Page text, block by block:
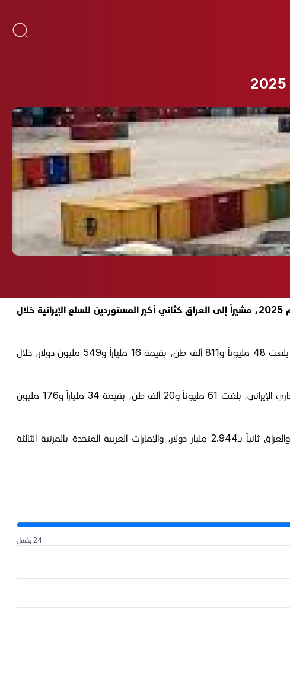
أعلنت منظمة تنمية التجارة الإيرانية تجاوز الإيرادات الإيرانية عن الصادرات غير النفطية 16.5 مليار دولار خلال الربع الثاني من العام 2025، مشيراً إلى العراق كثاني أكبر المستوردين للسلع الإيرانية خلال
المدير العام لمكتب التخطيط والمراقبة في المنظمة، محسن منتظري، صرح اليوم السبت 30 آب 2025، بأن "صادرات إيران من السلع بلغت 48 مليوناً و811 ألف طن، بقيمة 16 ملياراً و549 مليون دولار، خلال
وقال منتظري في حديثه إن "حصة إيران من التجارة غير النفطية، التي تشمل الصادرات والواردات خلال الأشهر الأربعة الأولى من العام الجاري الإيراني، بلغت 61 مليوناً و20 ألف طن، بقيمة 34 ملياراً و176 مليون
وأضاف منتظري أن أكبر خمس أسواق للصادرات الإيرانية تشمل الصين بالمرتبة الأولى بقيمة 4.561 مليار دولار من إجمالي الصادرات، والعراق ثانياً بـ2.944 مليار دولار، والإمارات العربية المتحدة بالمرتبة الثالثة
24 بكسل